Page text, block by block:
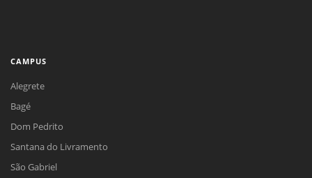
CAMPUS
Alegrete
Bagé
Dom Pedrito
Santana do Livramento
São Gabriel